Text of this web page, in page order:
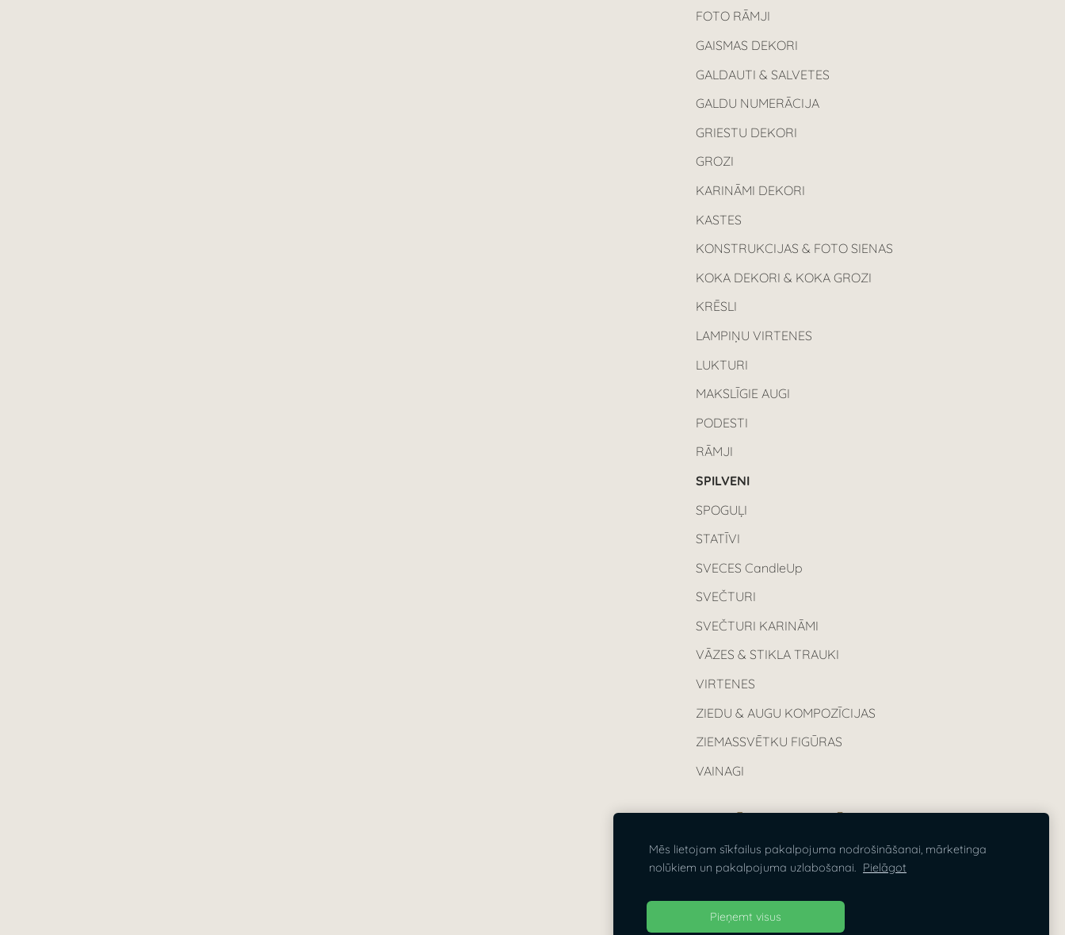
FOTO RĀMJI
GAISMAS DEKORI
GALDAUTI & SALVETES
GALDU NUMERĀCIJA
GRIESTU DEKORI
GROZI
KARINĀMI DEKORI
KASTES
KONSTRUKCIJAS & FOTO SIENAS
KOKA DEKORI & KOKA GROZI
KRĒSLI
LAMPIŅU VIRTENES
LUKTURI
MAKSLĪGIE AUGI
PODESTI
RĀMJI
SPILVENI
SPOGUĻI
STATĪVI
SVECES CandleUp
SVEČTURI
SVEČTURI KARINĀMI
VĀZES & STIKLA TRAUKI
VIRTENES
ZIEDU & AUGU KOMPOZĪCIJAS
ZIEMASSVĒTKU FIGŪRAS
VAINAGI
SVARĪGA INFORMĀCIJA
Visas cenas norādītas ieskaitot PVN
Mēs lietojam sīkfailus pakalpojuma nodrošināšanai, mārketinga
nolūkiem un pakalpojuma uzlabošanai. Pielāgot
Pieņemt visus